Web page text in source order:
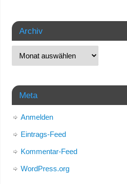
Archiv
Meta
Anmelden
Eintrags-Feed
Kommentar-Feed
WordPress.org